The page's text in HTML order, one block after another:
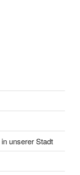
unserer Stadt